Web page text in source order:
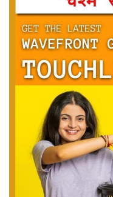
राशिफल
खेल
वीडियो